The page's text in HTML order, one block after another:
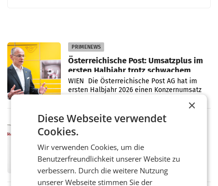
PRIMENEWS
Österreichische Post: Umsatzplus im
ersten Halbjahr trotz schwachem
Briefgeschäft
WIEN Die Österreichische Post AG hat im
ersten Halbjahr 2026 einen Konzernumsatz
einem Plus von 3,8 Prozent gegenüber dem
Vergleichszeitraum
MARKETING & MEDIA
ProSiebenSat.1 spart und macht
überraschend viel Gewinn
UNTERFÖHRING/MAILAND/AMSTERDAM. Der
Fernsehkonzern ProSiebenSat.1 hat im
Frühjahr dank Kostensenkungen operativ
wieder Gewinn gemacht und die
×
Diese Webseite verwendet
Cookies.
Wir verwenden Cookies, um die
Benutzerfreundlichkeit unserer Website zu
verbessern. Durch die weitere Nutzung
unserer Webseite stimmen Sie der